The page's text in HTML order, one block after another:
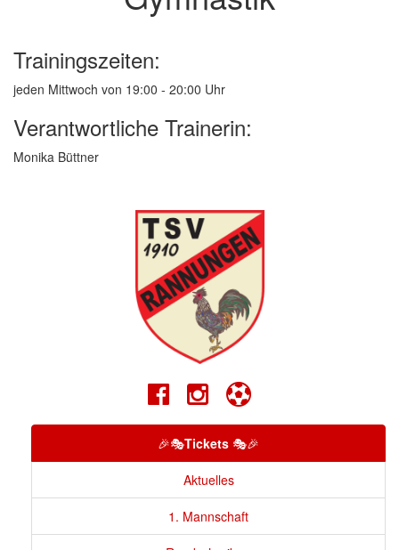
Trainingszeiten:
jeden Mittwoch von 19:00 - 20:00 Uhr
Verantwortliche Trainerin:
Monika Büttner
🎉🎭Tickets 🎭🎉
Aktuelles
1. Mannschaft